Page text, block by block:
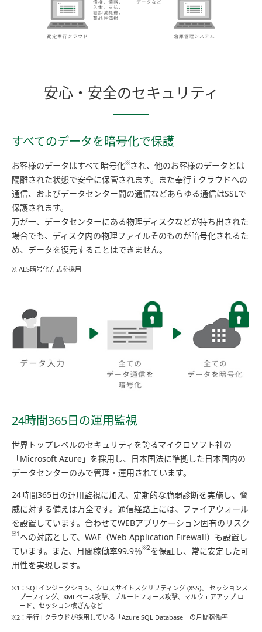
安心・安全のセキュリティ
すべてのデータを暗号化で保護
お客様のデータはすべて暗号化※ され、他のお客様のデータとは
隔離された状態で安全に保管されます。また奉行 i クラウドへの
通信、およびデータセンター間の通信などあらゆる通信はSSLで
保護されます。
万が一、データセンターにある物理ディスクなどが持ち出された
場合でも、ディスク内の物理ファイルそのものが暗号化されるた
め、データを復元することはできません。
※ AES暗号化方式を採用
24時間365日の運用監視
世界トップレベルのセキュリティを誇るマイクロソフト社の
「Microsoft Azure」を採用し、日本国法に準拠した日本国内の
データセンターのみで管理・運用されています。
24時間365日の運用監視に加え、定期的な脆弱診断を実施し、脅
威に対する備えは万全です。通信経路上には、ファイアウォール
を設置しています。合わせてWEBアプリケーション固有のリスク
※1 への対応として、WAF（Web Application Firewall）も設置し
ています。また、月間稼働率99.9％※2 を保証し、常に安定した可
用性を実現します。
※1：SQLインジェクション、クロスサイトスクリプティング (XSS)、 セッションス
プーフィング、XMLベース攻撃、ブルートフォース攻撃、マルウェアアップ ロ
ード、セッション改ざんなど
※2：奉行 i クラウドが採用している「Azure SQL Database」の月間稼働率